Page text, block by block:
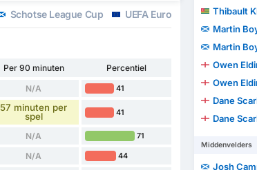
Schotse League Cup UEFA Europa League
Per 90 minuten
Percentiel
N/A 41
57 minuten per
spel
41
N/A 71
N/A 44
Thibault
Martin
Martin
Owen
Owen
Dane
Dane
Middenvelders
Josh